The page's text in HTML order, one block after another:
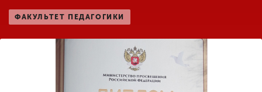
ФАКУЛЬТЕТ ПЕДАГОГИКИ